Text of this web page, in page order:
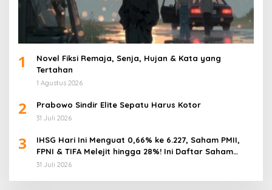
1
Novel Fiksi Remaja, Senja, Hujan & Kata yang
Tertahan
1 Agustus 2026
2 Prabowo Sindir Elite Sepatu Harus Kotor
31 Juli 2026
3
IHSG Hari Ini Menguat 0,66% ke 6.227, Saham PMII,
FPNI & TIFA Melejit hingga 28%! Ini Daftar Saham
Paling Cuan & Volume Tertinggi 31 Juli 2026
31 Juli 2026